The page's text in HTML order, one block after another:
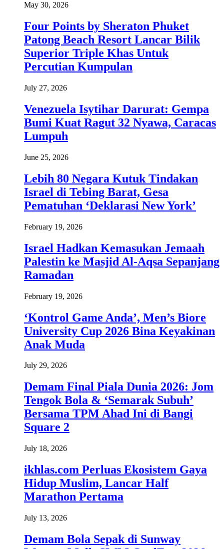
May 30, 2026
Four Points by Sheraton Phuket
Patong Beach Resort Lancar Bilik
Superior Triple Khas Untuk
Percutian Kumpulan
July 27, 2026
Venezuela Isytihar Darurat: Gempa
Bumi Kuat Ragut 32 Nyawa, Caracas
Lumpuh
June 25, 2026
Lebih 80 Negara Kutuk Tindakan
Israel di Tebing Barat, Gesa
Pematuhan ‘Deklarasi New York’
February 19, 2026
Israel Hadkan Kemasukan Jemaah
Palestin ke Masjid Al-Aqsa Sepanjang
Ramadan
February 19, 2026
‘Kontrol Game Anda’, Men’s Biore
University Cup 2026 Bina Keyakinan
Anak Muda
July 29, 2026
Demam Final Piala Dunia 2026: Jom
Tengok Bola & ‘Semarak Subuh’
Bersama TPM Ahad Ini di Bangi
Square 2
July 18, 2026
ikhlas.com Perluas Ekosistem Gaya
Hidup Muslim, Lancar Half
Marathon Pertama
July 13, 2026
Demam Bola Sepak di Sunway